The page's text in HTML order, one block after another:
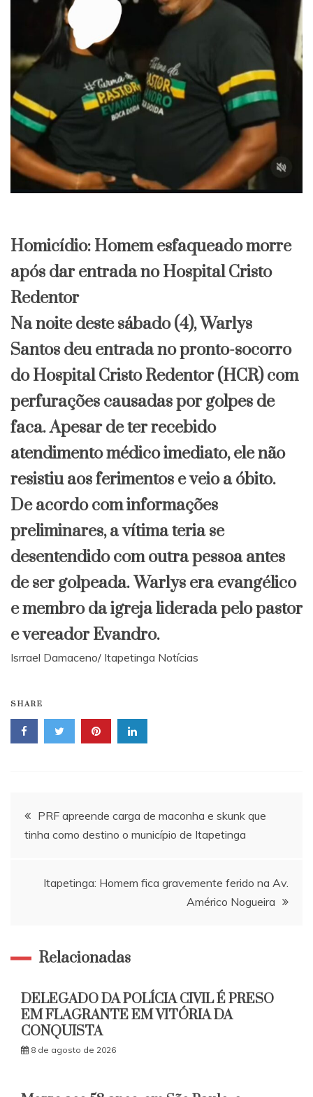
Homicídio: Homem esfaqueado morre
após dar entrada no Hospital Cristo
Redentor
​Na noite deste sábado (4), Warlys
Santos deu entrada no pronto-socorro
do Hospital Cristo Redentor (HCR) com
perfurações causadas por golpes de
faca. Apesar de ter recebido
atendimento médico imediato, ele não
resistiu aos ferimentos e veio a óbito.
​De acordo com informações
preliminares, a vítima teria se
desentendido com outra pessoa antes
de ser golpeada. Warlys era evangélico
e membro da igreja liderada pelo pastor
e vereador Evandro.
Isrrael Damaceno/ Itapetinga Notícias
SHARE
Navegação
de
Post
PRF apreende carga de maconha e skunk que
tinha como destino o município de Itapetinga
Itapetinga: Homem fica gravemente ferido na Av.
Américo Nogueira
Relacionadas
DELEGADO DA POLÍCIA CIVIL É PRESO
EM FLAGRANTE EM VITÓRIA DA
CONQUISTA
8 de agosto de 2026